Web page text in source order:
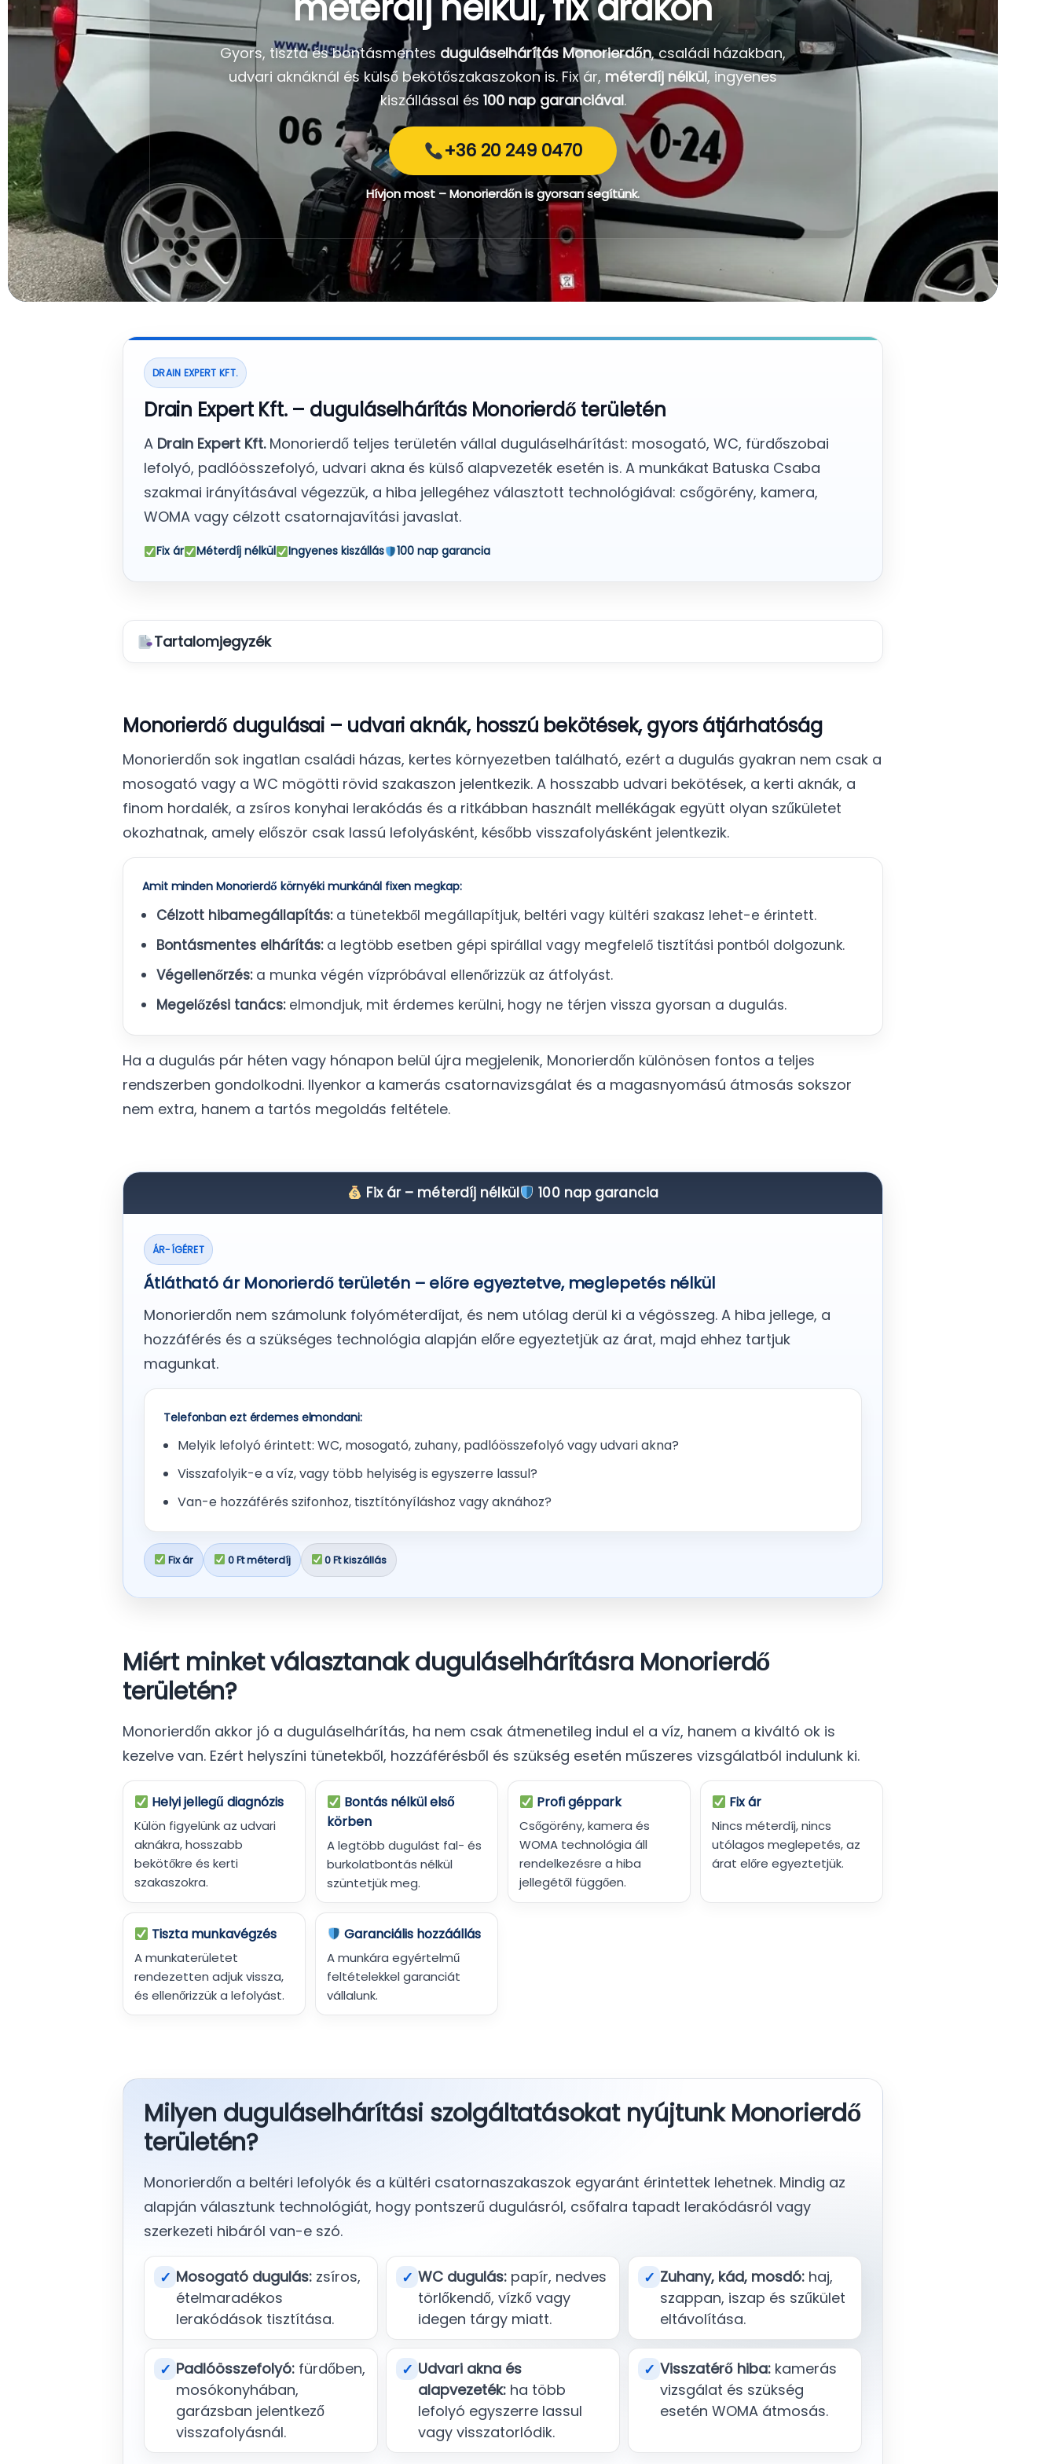
Gyors, tiszta és bontásmentes duguláselhárítás Monorierdőn, családi házakban,
udvari aknáknál és külső bekötőszakaszokon is. Fix ár, méterdíj nélkül, ingyenes
kiszállással és 100 nap garanciával.
+36 20 249 0470
Hívjon most – Monorierdőn is gyorsan segítünk.
DRAIN EXPERT KFT.
Drain Expert Kft. – duguláselhárítás Monorierdő területén
A Drain Expert Kft.Monorierdő teljes területén vállal duguláselhárítást: mosogató, WC, fürdőszobai
lefolyó, padlóösszefolyó, udvari akna és külső alapvezeték esetén is. A munkákat Batuska Csaba
szakmai irányításával végezzük, a hiba jellegéhez választott technológiával: csőgörény, kamera,
WOMA vagy célzott csatornajavítási javaslat.
Fix ár Méterdíj nélkül Ingyenes kiszállás 100 nap garancia
Tartalomjegyzék
Monorierdő dugulásai – udvari aknák, hosszú bekötések, gyors átjárhatóság
Monorierdőn sok ingatlan családi házas, kertes környezetben található, ezért a dugulás gyakran nem csak a
mosogató vagy a WC mögötti rövid szakaszon jelentkezik. A hosszabb udvari bekötések, a kerti aknák, a
finom hordalék, a zsíros konyhai lerakódás és a ritkábban használt mellékágak együtt olyan szűkületet
okozhatnak, amely először csak lassú lefolyásként, később visszafolyásként jelentkezik.
Amit minden Monorierdő környéki munkánál fixen megkap:
Célzott hibamegállapítás:a tünetekből megállapítjuk, beltéri vagy kültéri szakasz lehet-e érintett.
Bontásmentes elhárítás:a legtöbb esetben gépi spirállal vagy megfelelő tisztítási pontból dolgozunk.
Végellenőrzés:a munka végén vízpróbával ellenőrizzük az átfolyást.
Megelőzési tanács:elmondjuk, mit érdemes kerülni, hogy ne térjen vissza gyorsan a dugulás.
Ha a dugulás pár héten vagy hónapon belül újra megjelenik, Monorierdőn különösen fontos a teljes
rendszerben gondolkodni. Ilyenkor a kamerás csatornavizsgálat és a magasnyomású átmosás sokszor
nem extra, hanem a tartós megoldás feltétele.
Fix ár – méterdíj nélkül 100 nap garancia
ÁR-ÍGÉRET
Átlátható ár Monorierdő területén – előre egyeztetve, meglepetés nélkül
Monorierdőn nem számolunk folyóméterdíjat, és nem utólag derül ki a végösszeg. A hiba jellege, a
hozzáférés és a szükséges technológia alapján előre egyeztetjük az árat, majd ehhez tartjuk
magunkat.
Telefonban ezt érdemes elmondani:
Melyik lefolyó érintett: WC, mosogató, zuhany, padlóösszefolyó vagy udvari akna?
Visszafolyik-e a víz, vagy több helyiség is egyszerre lassul?
Van-e hozzáférés szifonhoz, tisztítónyíláshoz vagy aknához?
Fix ár 0 Ft méterdíj 0 Ft kiszállás
Miért minket választanak duguláselhárításra Monorierdő
területén?
Monorierdőn akkor jó a duguláselhárítás, ha nem csak átmenetileg indul el a víz, hanem a kiváltó ok is
kezelve van. Ezért helyszíni tünetekből, hozzáférésből és szükség esetén műszeres vizsgálatból indulunk ki.
Helyi jellegű diagnózis
Külön figyelünk az udvari
aknákra, hosszabb
bekötőkre és kerti
szakaszokra.
Bontás nélkül első
körben
A legtöbb dugulást fal- és
burkolatbontás nélkül
szüntetjük meg.
Profi géppark
Csőgörény, kamera és
WOMA technológia áll
rendelkezésre a hiba
jellegétől függően.
Fix ár
Nincs méterdíj, nincs
utólagos meglepetés, az
árat előre egyeztetjük.
Tiszta munkavégzés
A munkaterületet
rendezetten adjuk vissza,
és ellenőrizzük a lefolyást.
Garanciális hozzáállás
A munkára egyértelmű
feltételekkel garanciát
vállalunk.
Milyen duguláselhárítási szolgáltatásokat nyújtunk Monorierdő
területén?
Monorierdőn a beltéri lefolyók és a kültéri csatornaszakaszok egyaránt érintettek lehetnek. Mindig az
alapján választunk technológiát, hogy pontszerű dugulásról, csőfalra tapadt lerakódásról vagy
szerkezeti hibáról van-e szó.
✓ Mosogató dugulás: zsíros,
ételmaradékos
lerakódások tisztítása.
✓ WC dugulás: papír, nedves
törlőkendő, vízkő vagy
idegen tárgy miatt.
✓ Zuhany, kád, mosdó: haj,
szappan, iszap és szűkület
eltávolítása.
✓ Padlóösszefolyó: fürdőben,
mosókonyhában,
garázsban jelentkező
visszafolyásnál.
✓ Udvari akna és
alapvezeték: ha több
lefolyó egyszerre lassul
vagy visszatorlódik.
✓ Visszatérő hiba: kamerás
vizsgálat és szükség
esetén WOMA átmosás.